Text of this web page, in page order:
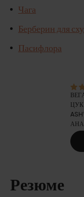
Чага
Берберин для
Пасифлора
Резюме